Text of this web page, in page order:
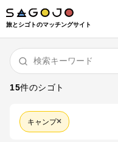
旅とシゴトのマッチングサイト
15件のシゴト
キャンプ×